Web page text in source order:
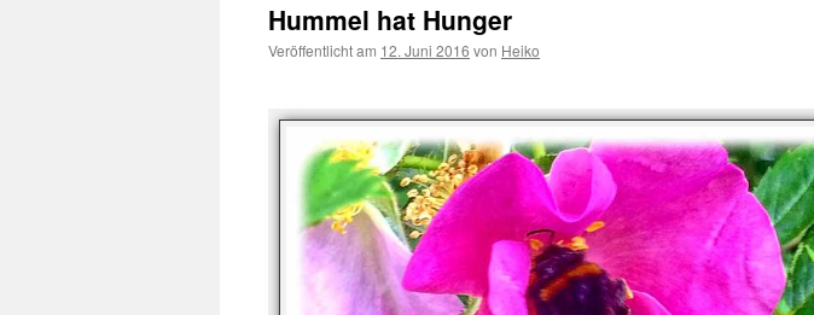
Hummel hat Hunger
Veröffentlicht am 12. Juni 2016 von Heiko